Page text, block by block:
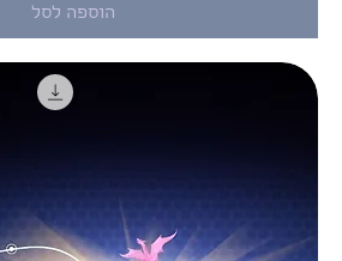
הוספה לסל